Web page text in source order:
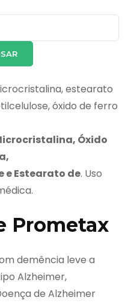
estearato
óxido de ferro
Óxido
e Estearato de. Uso
Prometax
demência leve a
Alzheimer,
de Alzheimer